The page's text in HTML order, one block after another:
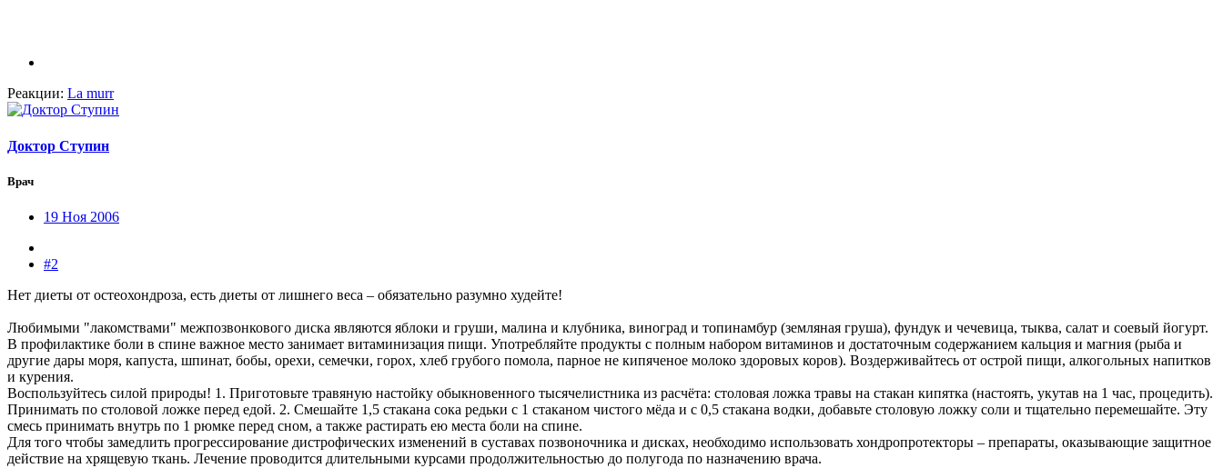
Реакции: La murr
Доктор Ступин
Врач
19 Ноя 2006
#2
Нет диеты от остеохондроза, есть диеты от лишнего веса – обязательно разумно худейте!
Любимыми "лакомствами" межпозвонкового диска являются яблоки и груши, малина и клубника, виноград и топинамбур (земляная груша), фундук и чечевица, тыква, салат и соевый йогурт.
В профилактике боли в спине важное место занимает витаминизация пищи. Употребляйте продукты с полным набором витаминов и достаточным содержанием кальция и магния (рыба и
другие дары моря, капуста, шпинат, бобы, орехи, семечки, горох, хлеб грубого помола, парное не кипяченое молоко здоровых коров). Воздерживайтесь от острой пищи, алкогольных напитков
и курения.
Воспользуйтесь силой природы! 1. Приготовьте травяную настойку обыкновенного тысячелистника из расчёта: столовая ложка травы на стакан кипятка (настоять, укутав на 1 час, процедить).
Принимать по столовой ложке перед едой. 2. Смешайте 1,5 стакана сока редьки с 1 стаканом чистого мёда и с 0,5 стакана водки, добавьте столовую ложку соли и тщательно перемешайте. Эту
смесь принимать внутрь по 1 рюмке перед сном, а также растирать ею места боли на спине.
Для того чтобы замедлить прогрессирование дистрофических изменений в суставах позвоночника и дисках, необходимо использовать хондропротекторы – препараты, оказывающие защитное
действие на хрящевую ткань. Лечение проводится длительными курсами продолжительностью до полугода по назначению врача.